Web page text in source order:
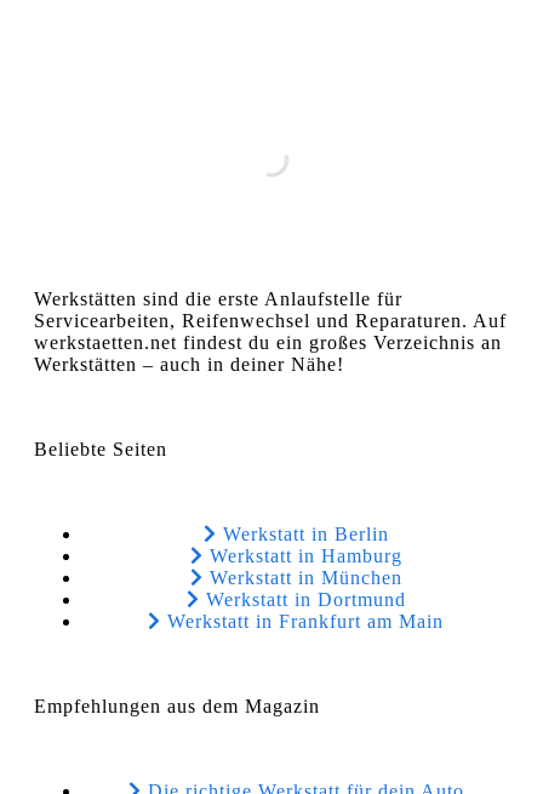
Werkstätten sind die erste Anlaufstelle für
Servicearbeiten, Reifenwechsel und Reparaturen. Auf
werkstaetten.net findest du ein großes Verzeichnis an
Werkstätten – auch in deiner Nähe!
Beliebte Seiten
Werkstatt in Berlin
Werkstatt in Hamburg
Werkstatt in München
Werkstatt in Dortmund
Werkstatt in Frankfurt am Main
Empfehlungen aus dem Magazin